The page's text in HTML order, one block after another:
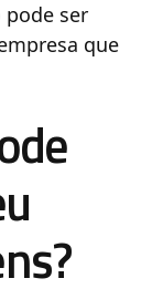
pode ser
que